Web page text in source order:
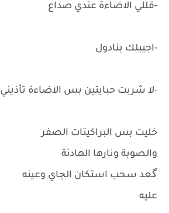
-قللي الاضاءة عندي صداع
-اجيبلك بنادول
-لا شربت حبايتين بس الاضاءة تأذيني
خليت بس البراكيتات الصفر
والصوبة ونارها الهادئة
گعد سحب استكان الچاي وعينه
عليه